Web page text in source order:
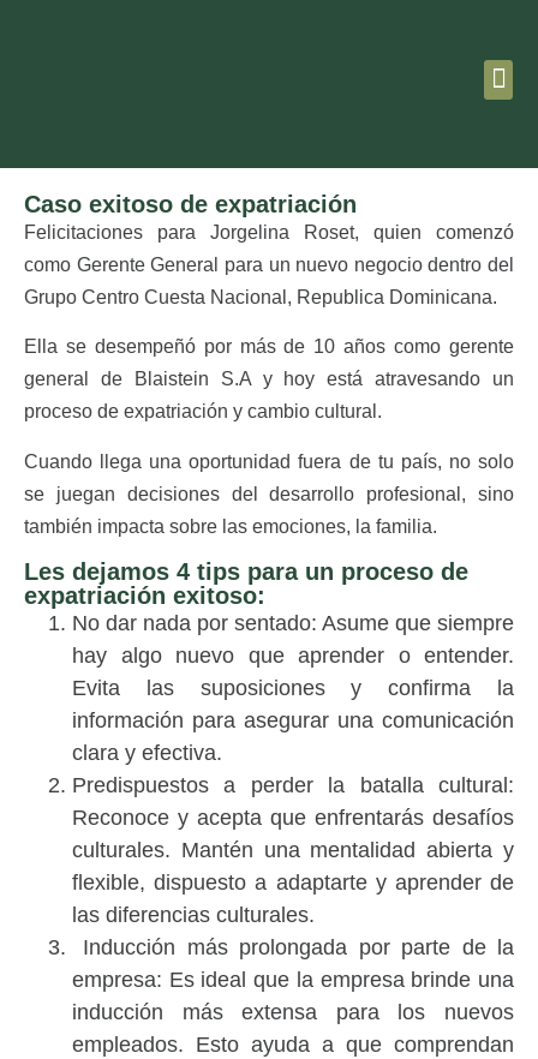
Caso exitoso de expatriación
Felicitaciones para Jorgelina Roset, quien comenzó
como Gerente General para un nuevo negocio dentro del
Grupo Centro Cuesta Nacional, Republica Dominicana.
Ella se desempeñó por más de 10 años como gerente
general de Blaistein S.A y hoy está atravesando un
proceso de expatriación y cambio cultural.
Cuando llega una oportunidad fuera de tu país, no solo
se juegan decisiones del desarrollo profesional, sino
también impacta sobre las emociones, la familia.
Les dejamos 4 tips para un proceso de
expatriación exitoso:
No dar nada por sentado: Asume que siempre
hay algo nuevo que aprender o entender.
Evita las suposiciones y confirma la
información para asegurar una comunicación
clara y efectiva.
Predispuestos a perder la batalla cultural :
Reconoce y acepta que enfrentarás desafíos
culturales. Mantén una mentalidad abierta y
flexible, dispuesto a adaptarte y aprender de
las diferencias culturales.
Inducción más prolongada por parte de la
empresa: Es ideal que la empresa brinde una
inducción más extensa para los nuevos
empleados. Esto ayuda a que comprendan